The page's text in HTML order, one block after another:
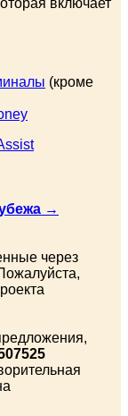
(кроме
→
через